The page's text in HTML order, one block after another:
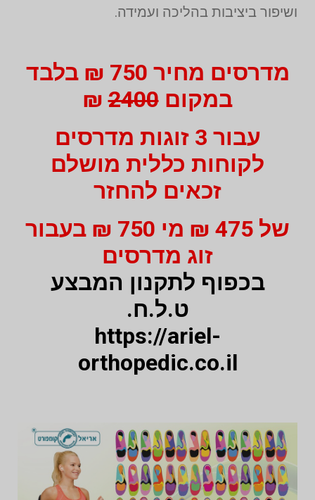
ושיפור ביציבות בהליכה ועמידה.
מדרסים מחיר 750 ₪ בלבד
במקום2400
₪
עבור 3 זוגות מדרסים
לקוחות כללית מושלם
זכאים להחזר
של 475 ₪ מי 750 ₪ בעבור
זוג מדרסים
בכפוף לתקנון המבצע
ט.ל.ח.
https://ariel-
orthopedic.co.il